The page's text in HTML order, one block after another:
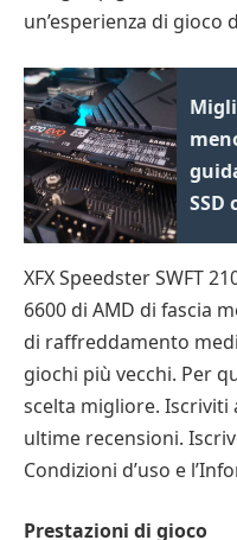
un’esperienza di gioco
SSD
XFX Speedster SWFT
6600 di AMD di fascia
di raffreddamento
giochi più vecchi. Per
scelta migliore. Iscriviti
ultime recensioni.
Condizioni d’uso e
Prestazioni di gioco